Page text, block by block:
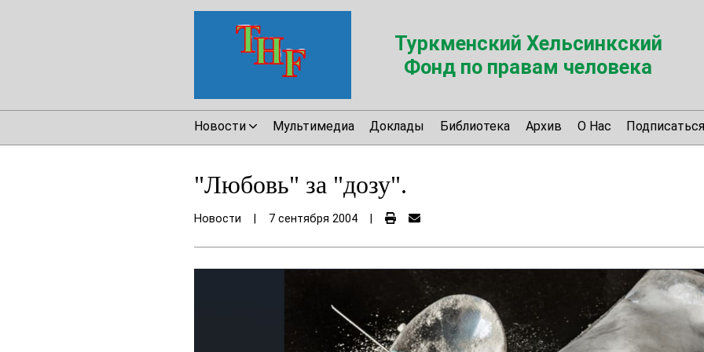
Туркменский Хельсинкский
Фонд по правам человека
Новости Мультимедиа Доклады Библиотека Архив О Нас
"Любовь" за "дозу".
Новости 7 сентября 2004